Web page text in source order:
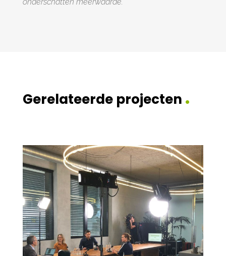
Gerelateerde projecten .